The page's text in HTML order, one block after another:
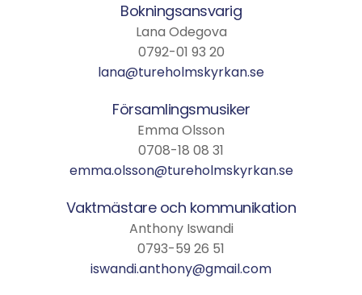
Bokningsansvarig
Lana Odegova
0792-01 93 20
lana@tureholmskyrkan.se
Församlingsmusiker
Emma Olsson
0708-18 08 31
emma.olsson@tureholmskyrkan.se
Vaktmästare och kommunikation
Anthony Iswandi
0793-59 26 51
iswandi.anthony@gmail.com